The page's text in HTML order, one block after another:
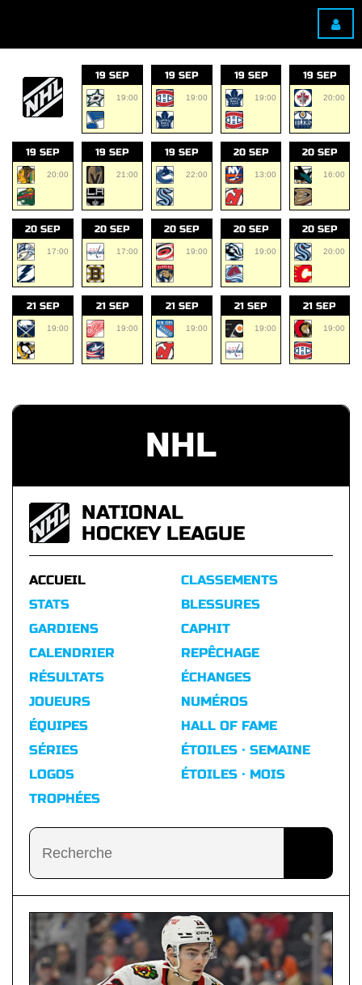
19 SEP
19:00
19 SEP
19:00
19 SEP
19:00
19 SEP
20:00
19 SEP
20:00
19 SEP
21:00
19 SEP
22:00
20 SEP
13:00
20 SEP
16:00
20 SEP
17:00
20 SEP
17:00
20 SEP
19:00
20 SEP
19:00
20 SEP
20:00
21 SEP
19:00
21 SEP
19:00
21 SEP
19:00
21 SEP
19:00
21 SEP
19:00
NHL
NATIONAL
HOCKEY LEAGUE
ACCUEIL
STATS
GARDIENS
CALENDRIER
RÉSULTATS
CLASSEMENTS
BLESSURES
CAPHIT
REPÊCHAGE
ÉCHANGES
JOUEURS
ÉQUIPES
SÉRIES
LOGOS
TROPHÉES
NUMÉROS
HALL OF FAME
ÉTOILES · SEMAINE
ÉTOILES · MOIS